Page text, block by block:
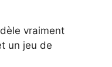
vraiment
un jeu de